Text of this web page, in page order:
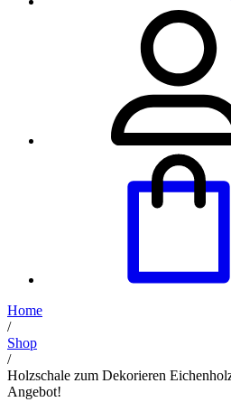
Home
/
Shop
/
Holzschale zum Dekorieren
Angebot!